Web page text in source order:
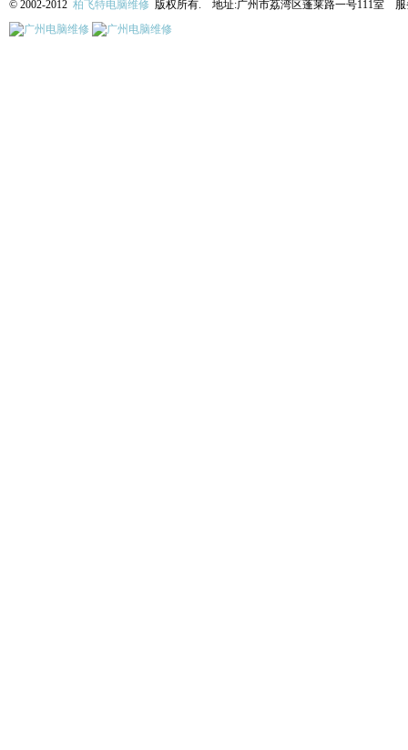
© 2002-2012 柏飞特电脑维修 版权所有. 地址:广州市荔湾区蓬莱路一号111室 服